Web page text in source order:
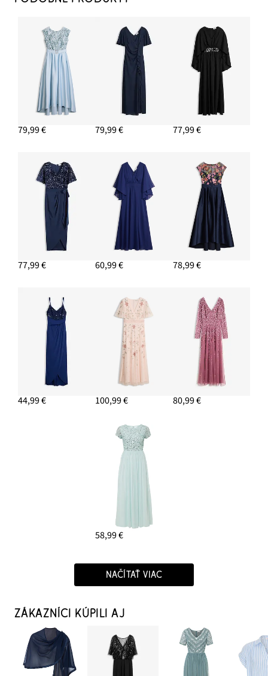
79,99 € 79,99 € 77,99 €
77,99 € 60,99 € 78,99 €
44,99 € 100,99 € 80,99 €
58,99 €
NAČÍTAŤ VIAC
ZÁKAZNÍCI KÚPILI AJ